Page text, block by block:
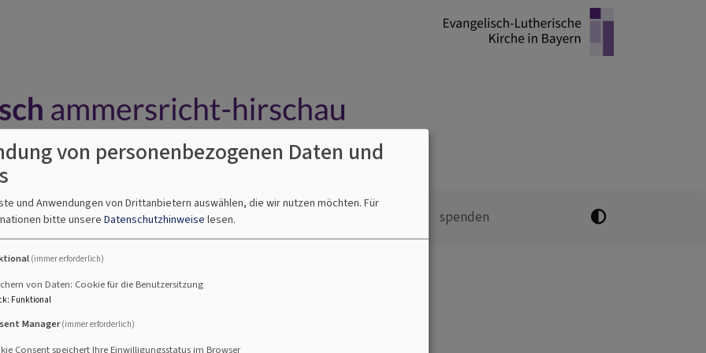
im leben gruppen & kreise spenden
von personenbezogenen Daten und
und Anwendungen von Drittanbietern auswählen, die wir nutzen möchten. Für
bitte unsere Datenschutzhinweise lesen.
(immer erforderlich)
von Daten: Cookie für die Benutzersitzung
: Funktional
Manager(immer erforderlich)
Consent speichert Ihre Einwilligungsstatus im Browser